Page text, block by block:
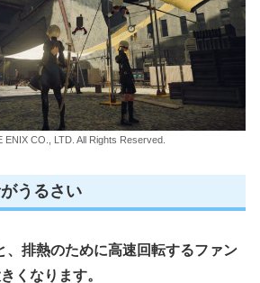
ENIX CO., LTD. All Rights Reserved.
うるさい
、排熱のために高速回転するファン
くなります。